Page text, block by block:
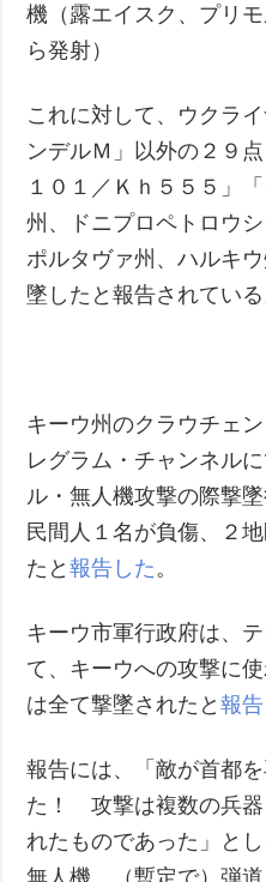
機（露エイスク、プリ
ら発射）
これに対して、ウクラ
ンデルＭ」以外の２９
１０１／Ｋｈ５５５」
州、ドニプロペトロウ
ポルタヴァ州、ハルキ
墜したと報告されている
キーウ州のクラウチェ
レグラム・チャンネル
ル・無人機攻撃の際撃
民間人１名が負傷、２
たと報告した 。
キーウ市軍行政府は、
て、キーウへの攻撃に
は全て撃墜されたと報
報告には、「敵が首都
た！ 攻撃は複数の兵器
れたものであった」と
無人機、（暫定で）弾